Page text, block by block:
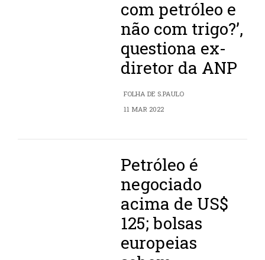
com petróleo e
não com trigo?’,
questiona ex-
diretor da ANP
FOLHA DE S.PAULO
11 MAR 2022
Petróleo é
negociado
acima de US$
125; bolsas
europeias